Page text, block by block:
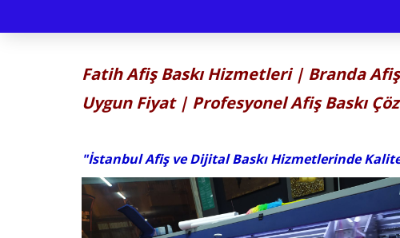
Fatih Afiş Baskı Hizmetleri | Branda
Uygun Fiyat | Profesyonel Afiş Baskı
"İstanbul Afiş ve Dijital Baskı Hizmetlerinde